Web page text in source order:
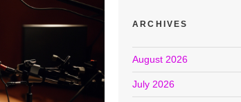
ARCHIVES
August 2026
July 2026